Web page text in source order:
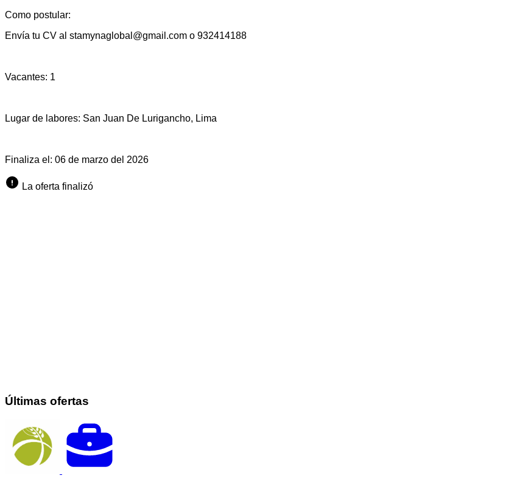
Como postular:
Envía tu CV al stamynaglobal@gmail.com o 932414188
Vacantes: 1
Lugar de labores: San Juan De Lurigancho, Lima
Finaliza el: 06 de marzo del 2026
La oferta finalizó
Últimas ofertas